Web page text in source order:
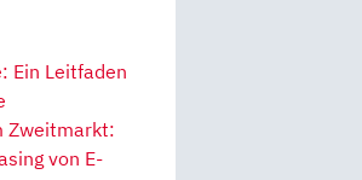
Ein Leitfaden
Zweitmarkt:
von E-